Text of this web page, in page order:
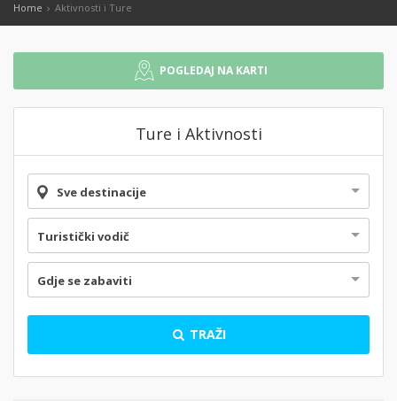
Home Aktivnosti i Ture
POGLEDAJ NA KARTI
Ture i Aktivnosti
Sve destinacije
Turistički vodič
Gdje se zabaviti
TRAŽI